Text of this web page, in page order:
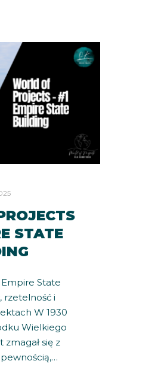
STATE
State
rzetelność i
W 1930
Wielkiego
zmagał się z